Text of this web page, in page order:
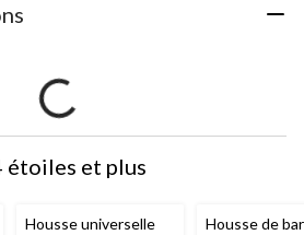
étoiles et plus
Housse universelle
Housse de